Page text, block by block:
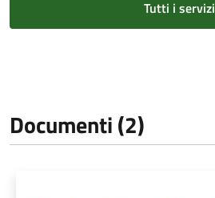
Tutti i servizi
Documenti (2)